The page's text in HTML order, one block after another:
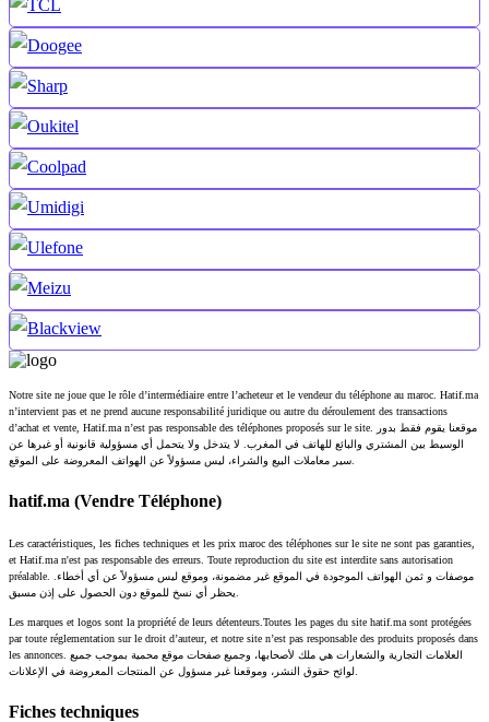
Notre site ne joue que le rôle d’intermédiaire entre l’acheteur et le vendeur du téléphone au maroc. Hatif.ma
n’intervient pas et ne prend aucune responsabilité juridique ou autre du déroulement des transactions
d’achat et vente, Hatif.ma n’est pas responsable des téléphones proposés sur le site. موقعنا يقوم فقط بدور
الوسيط بين المشتري والبائع للهاتف في المغرب. لا يتدخل ولا يتحمل أي مسؤولية قانونية أو غيرها عن
hatif.ma (Vendre Téléphone)
Les caractéristiques, les fiches techniques et les prix maroc des téléphones sur le site ne sont pas garanties,
et Hatif.ma n'est pas responsable des erreurs. Toute reproduction du site est interdite sans autorisation
préalable. موصفات و ثمن الهواتف الموجودة في الموقع غير مضمونة، وموقع ليس مسؤولاً عن أي أخطاء.
Les marques et logos sont la propriété de leurs détenteurs.Toutes les pages du site hatif.ma sont protégées
par toute réglementation sur le droit d’auteur, et notre site n’est pas responsable des produits proposés dans
les annonces. العلامات التجارية والشعارات هي ملك لأصحابها، وجميع صفحات موقع محمية بموجب جميع
Fiches techniques